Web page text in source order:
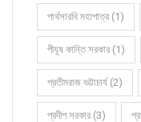
পার্থসারথি মহাপাত্র (1)
পীযূষ কান্তি সরকার (1)
প্রতীমরাজ ভট্টাচার্য (2)
প্রদীপ সরকার (3)